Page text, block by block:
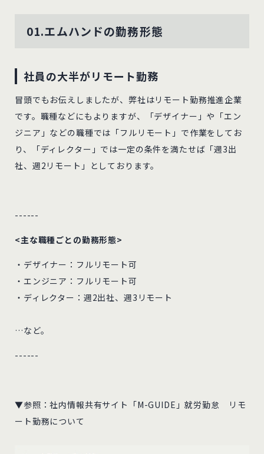
01.エムハンドの勤務形態
社員の大半がリモート勤務
冒頭でもお伝えしましたが、弊社はリモート勤務推進企業
です。職種などにもよりますが、「デザイナー」や「エン
ジニア」などの職種では「フルリモート」で作業をしてお
り、「ディレクター」では一定の条件を満たせば「週3出
社、週2リモート」としております。
------
<主な職種ごとの勤務形態>
・デザイナー：フルリモート可
・エンジニア：フルリモート可
・ディレクター：週2出社、週3リモート
…など。
------
▼参照：社内情報共有サイト「M-GUIDE」就労勤怠 リモ
ート勤務について